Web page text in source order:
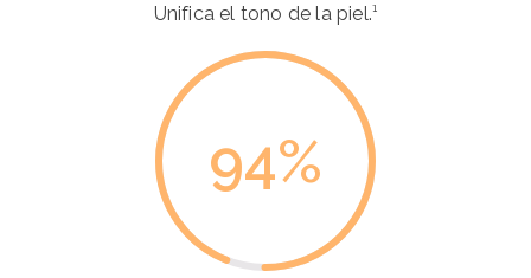
Unifica el tono de la piel.¹
94%